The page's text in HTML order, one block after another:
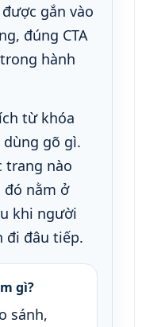
gắn vào
đúng CTA
hành
từ khóa
gõ gì.
trang nào
nằm ở
khi người
đi đâu tiếp.
gì?
sánh,